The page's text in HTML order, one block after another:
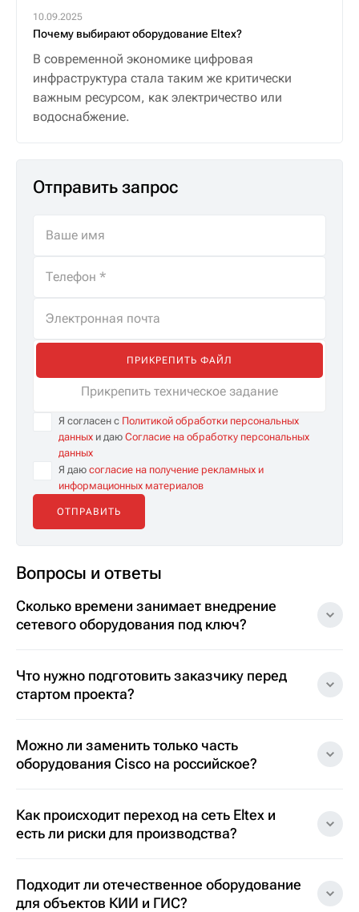
10.09.2025
Почему выбирают оборудование Eltex?
В современной экономике цифровая
инфраструктура стала таким же критически
важным ресурсом, как электричество или
водоснабжение.
Отправить запрос
ПРИКРЕПИТЬ ФАЙЛ
Прикрепить техническое задание
Я согласен с Политикой обработки персональных
данных и даю Согласие на обработку персональных
данных
Я даю согласие на получение рекламных и
информационных материалов
Вопросы и ответы
Сколько времени занимает внедрение
сетевого оборудования под ключ?
Что нужно подготовить заказчику перед
стартом проекта?
Можно ли заменить только часть
оборудования Cisco на российское?
Как происходит переход на сеть Eltex и
есть ли риски для производства?
Подходит ли отечественное оборудование
для объектов КИИ и ГИС?